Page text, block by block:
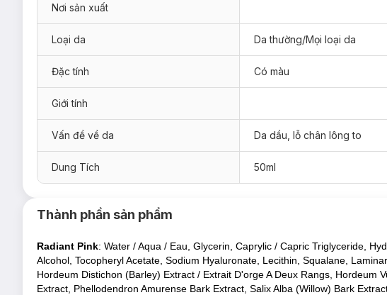
kiềm dầu tối ưu cho lớp trang điểm mướt mịn suốt ngày dài.
#Radiant Pink: cho tông da sáng.
#Radiant Yellow: cho tông da tối.
Nơi sản xuất
Loại da Da thường/Mọi loại da
Đặc tính Có màu
Giới tính
Vấn đề về da Da dầu, lỗ chân lông to
Dung Tích 50ml
Thành phần sản phẩm
Radiant Pink: Water / Aqua / Eau, Glycerin, Caprylic / Capric Triglyceride,
Alcohol, Tocopheryl Acetate, Sodium Hyaluronate, Lecithin, Squalane,
Hordeum Distichon (Barley) Extract / Extrait D'orge A Deux Rangs,
Extract, Phellodendron Amurense Bark Extract, Salix Alba (Willow) Bark